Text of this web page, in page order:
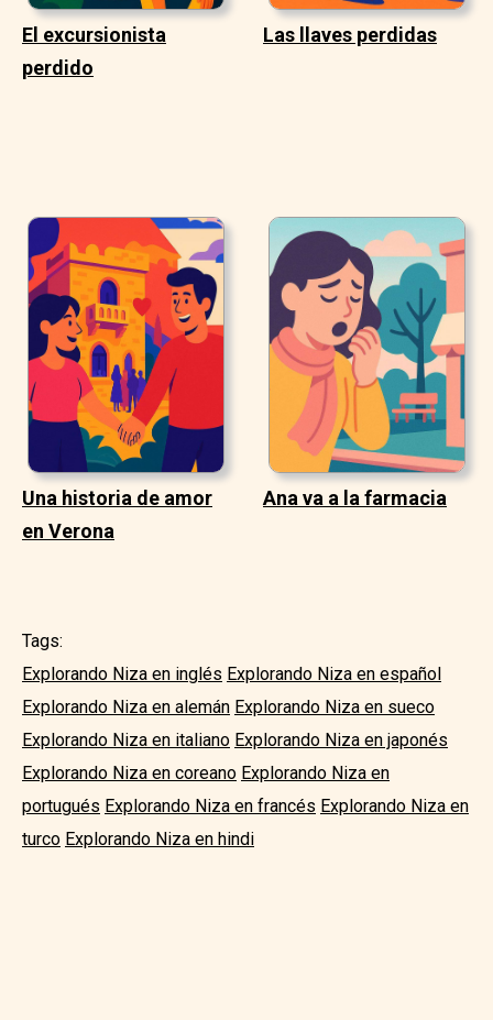
El excursionista
perdido
Las llaves perdidas
Una historia de amor
en Verona
Ana va a la farmacia
Tags:
Explorando Niza en inglés Explorando Niza en español
Explorando Niza en alemán Explorando Niza en sueco
Explorando Niza en italiano Explorando Niza en japonés
Explorando Niza en coreano Explorando Niza en
portugués Explorando Niza en francés Explorando Niza en
turco Explorando Niza en hindi